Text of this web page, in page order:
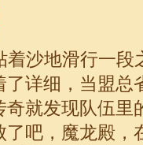
着沙地滑行一段
详细，当盟总
就发现队伍里
吧，魔龙殿，